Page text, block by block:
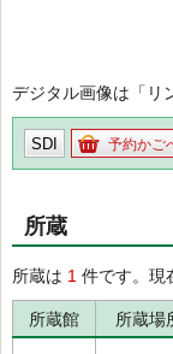
デジタル画像は「リ
SDI 予約かご
所蔵
所蔵は 1 件です。現
所蔵館 所蔵場